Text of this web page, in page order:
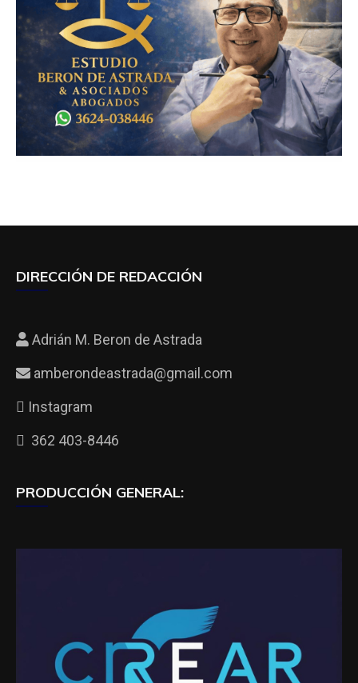
DIRECCIÓN DE REDACCIÓN
Adrián M. Beron de Astrada
amberondeastrada@gmail.com
Instagram
362 403-8446
PRODUCCIÓN GENERAL: